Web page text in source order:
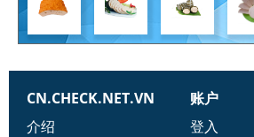
CN.CHECK.NET.VN
介绍
账户
登入